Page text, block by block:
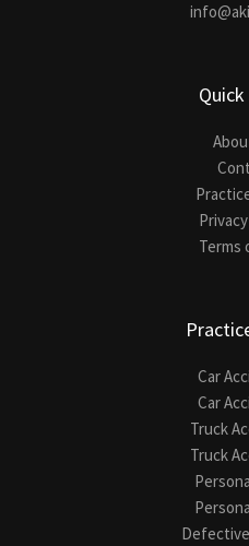
Terms
Car
Car
Truck
Truck